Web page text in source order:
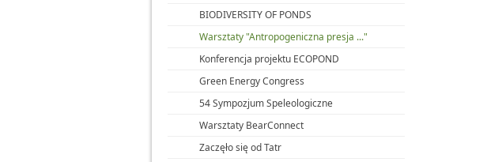
BIODIVERSITY OF PONDS
Warsztaty "Antropogeniczna presja ..."
Konferencja projektu ECOPOND
Green Energy Congress
54 Sympozjum Speleologiczne
Warsztaty BearConnect
Zaczęło się od Tatr